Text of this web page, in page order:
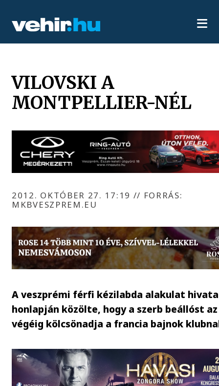
VILOVSKI A
MONTPELLIER-NÉL
2012. OKTÓBER 27. 17:19 // FORRÁS:
MKBVESZPREM.EU
A veszprémi férfi kézilabda alakulat
honlapján közölte, hogy a szerb beállóst
végéig kölcsönadja a francia bajnok